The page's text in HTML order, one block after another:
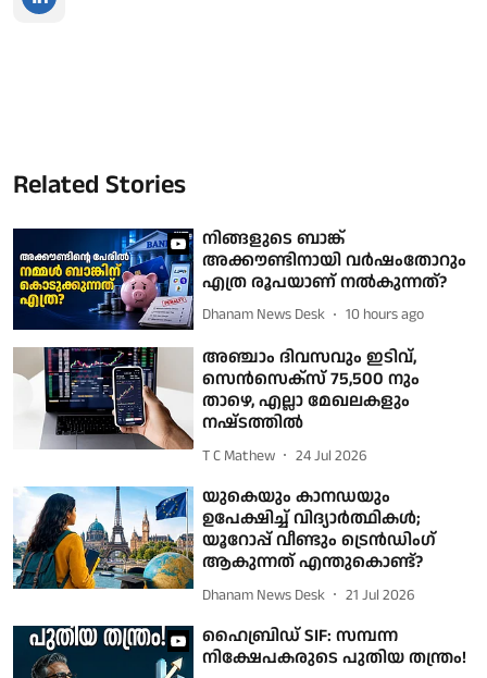
Related Stories
നിങ്ങളുടെ ബാങ്ക്
അക്കൗണ്ടിനായി വർഷംതോറും
എത്ര രൂപയാണ് നൽകുന്നത്?
Dhanam News Desk 10 hours ago
അഞ്ചാം ദിവസവും ഇടിവ്,
സെൻസെക്സ് 75,500 നും
താഴെ, എല്ലാ മേഖലകളും
നഷ്‌ടത്തില്‍
T C Mathew 24 Jul 2026
യുകെയും കാനഡയും
ഉപേക്ഷിച്ച് വിദ്യാർത്ഥികൾ;
യൂറോപ്പ് വീണ്ടും ട്രെൻഡിംഗ്
ആകുന്നത് എന്തുകൊണ്ട്?
Dhanam News Desk 21 Jul 2026
ഹൈബ്രിഡ് SIF: സമ്പന്ന
നിക്ഷേപകരുടെ പുതിയ തന്ത്രം!